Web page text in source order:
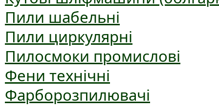
Пили шабельні
Пили циркулярні
Пилосмоки промислові
Фени технічні
Фарборозпилювачі